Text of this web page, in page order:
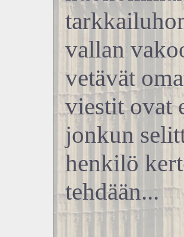
vallan
vetävät
viestit ovat
jonkun
henkilö
tehdään...